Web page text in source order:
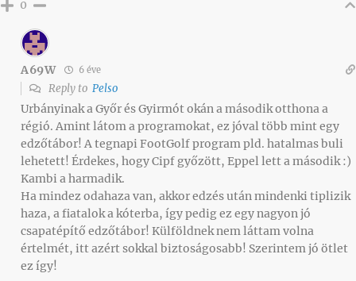
0
A69W 6 éve
Reply to Pelso
Urbányinak a Győr és Gyirmót okán a második otthona a
régió. Amint látom a programokat, ez jóval több mint egy
edzőtábor! A tegnapi FootGolf program pld. hatalmas buli
lehetett! Érdekes, hogy Cipf győzött, Eppel lett a második :)
Kambi a harmadik.
Ha mindez odahaza van, akkor edzés után mindenki tiplizik
haza, a fiatalok a kóterba, így pedig ez egy nagyon jó
csapatépítő edzőtábor! Külföldnek nem láttam volna
értelmét, itt azért sokkal biztoságosabb! Szerintem jó ötlet
ez így!